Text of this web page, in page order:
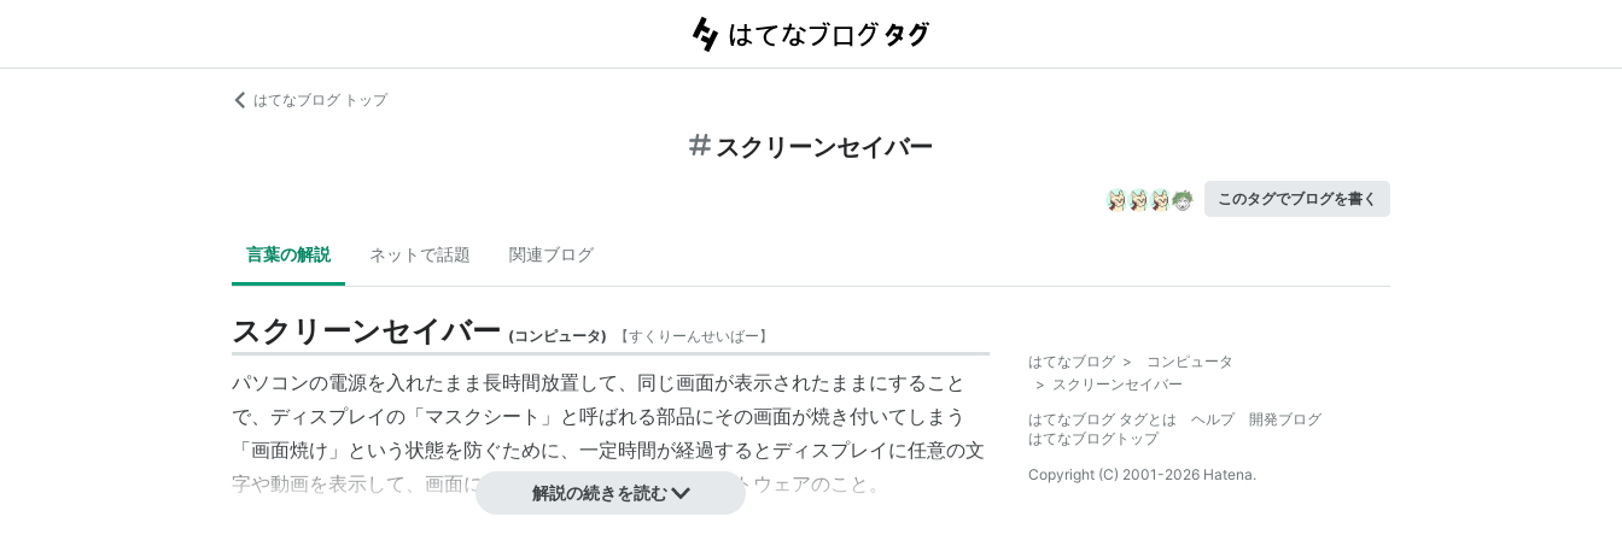
はてなブログ トップ
スクリーンセイバー
このタグでブログを書く
言葉の解説 ネットで話題 関連ブログ
スクリーンセイバー (コンピュータ) 【すくりーんせいばー】
パソコンの電源を入れたまま長時間放置して、同じ画面が表示されたままにすること
で、ディスプレイの「マスクシート」と呼ばれる部品にその画面が焼き付いてしまう
「画面焼け」という状態を防ぐために、一定時間が経過するとディスプレイに任意の文
字や動画を表示して、画面に変化を与えるようにしたソフトウェアのこと。
解説の続きを読む
はてなブログ >
コンピュータ
> スクリーンセイバー
はてなブログ タグとは
ヘルプ
開発ブログ
はてなブログトップ
Copyright (C) 2001-2026 Hatena.